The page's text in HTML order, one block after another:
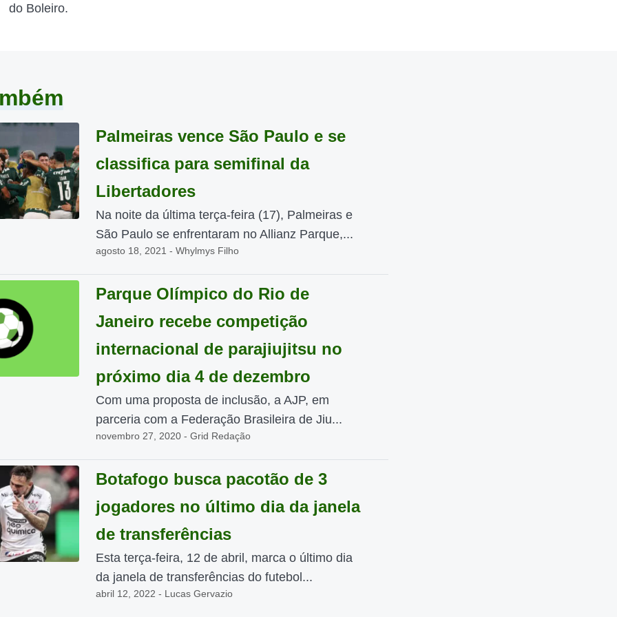
do Boleiro.
Palmeiras vence São Paulo e se
classifica para semifinal da
Libertadores
Na noite da última terça-feira (17), Palmeiras e
São Paulo se enfrentaram no Allianz Parque,...
agosto 18, 2021 - Whylmys Filho
Parque Olímpico do Rio de
Janeiro recebe competição
internacional de parajiujitsu no
próximo dia 4 de dezembro
Com uma proposta de inclusão, a AJP, em
parceria com a Federação Brasileira de Jiu...
novembro 27, 2020 - Grid Redação
Botafogo busca pacotão de 3
jogadores no último dia da janela
de transferências
Esta terça-feira, 12 de abril, marca o último dia
da janela de transferências do futebol...
abril 12, 2022 - Lucas Gervazio